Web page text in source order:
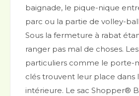
baignade, le pique-nique
parc ou la partie de volley-
Sous la fermeture à rabat
ranger pas mal de choses.
particuliers comme le porte-
clés trouvent leur place dans
intérieure. Le sac Shopper®